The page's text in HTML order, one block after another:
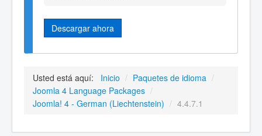
Descargar ahora
Usted está aquí: Inicio / Paquetes de idioma /
Joomla 4 Language Packages /
Joomla! 4 - German (Liechtenstein) / 4.4.7.1